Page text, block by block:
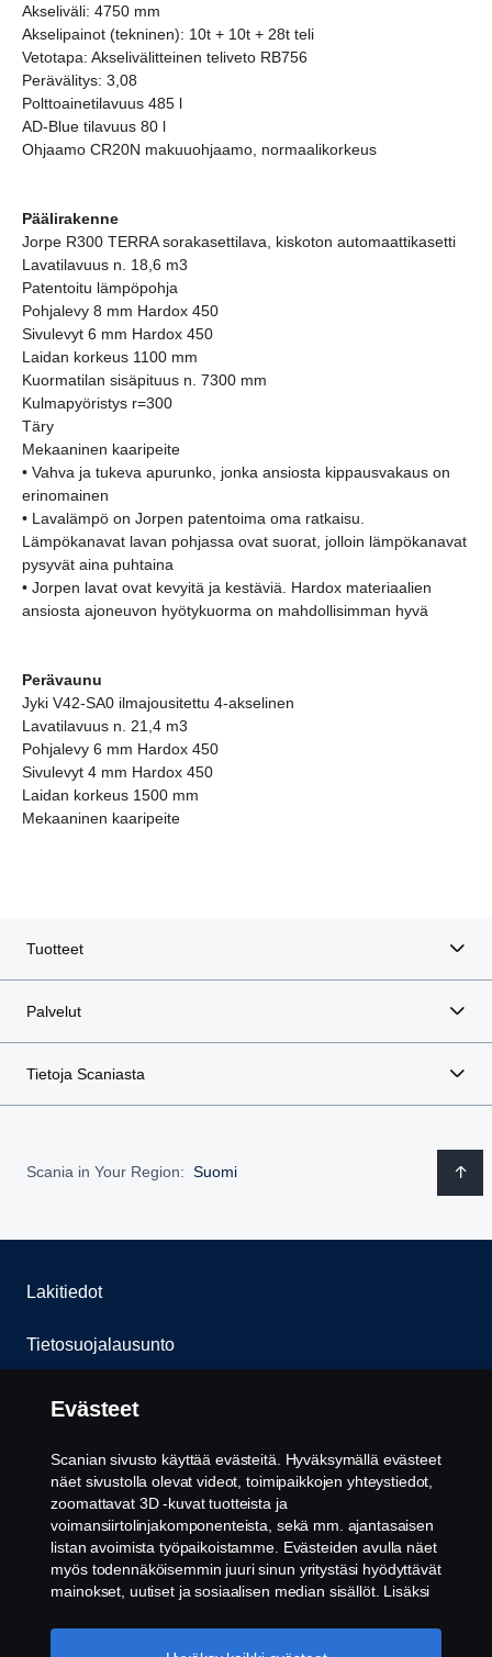
Akseliväli: 4750 mm
Akselipainot (tekninen): 10t + 10t + 28t teli
Vetotapa: Akselivälitteinen teliveto RB756
Perävälitys: 3,08
Polttoainetilavuus 485 l
AD-Blue tilavuus 80 l
Ohjaamo CR20N makuuohjaamo, normaalikorkeus
Päälirakenne
Jorpe R300 TERRA sorakasettilava, kiskoton automaattikasetti
Lavatilavuus n. 18,6 m3
Patentoitu lämpöpohja
Pohjalevy 8 mm Hardox 450
Sivulevyt 6 mm Hardox 450
Laidan korkeus 1100 mm
Kuormatilan sisäpituus n. 7300 mm
Kulmapyöristys r=300
Täry
Mekaaninen kaaripeite
• Vahva ja tukeva apurunko, jonka ansiosta kippausvakaus on
erinomainen
• Lavalämpö on Jorpen patentoima oma ratkaisu.
Lämpökanavat lavan pohjassa ovat suorat, jolloin lämpökanavat
pysyvät aina puhtaina
• Jorpen lavat ovat kevyitä ja kestäviä. Hardox materiaalien
ansiosta ajoneuvon hyötykuorma on mahdollisimman hyvä
Perävaunu
Jyki V42-SA0 ilmajousitettu 4-akselinen
Lavatilavuus n. 21,4 m3
Pohjalevy 6 mm Hardox 450
Sivulevyt 4 mm Hardox 450
Laidan korkeus 1500 mm
Mekaaninen kaaripeite
Tuotteet
Palvelut
Tietoja Scaniasta
Scania in Your Region: Suomi
Lakitiedot
Tietosuojalausunto
Evästeet
Ota yhteyttä
Whistleblowing -järjestelmä
Evästeiden asetukset
Evästeet
Scanian sivusto käyttää evästeitä. Hyväksymällä evästeet
näet sivustolla olevat videot, toimipaikkojen yhteystiedot,
zoomattavat 3D -kuvat tuotteista ja
voimansiirtolinjakomponenteista, sekä mm. ajantasaisen
listan avoimista työpaikoistamme. Evästeiden avulla näet
myös todennäköisemmin juuri sinun yritystäsi hyödyttävät
mainokset, uutiset ja sosiaalisen median sisällöt. Lisäksi
parantamiseksi, kun hyväksyt evästeet. Klikkaamalla